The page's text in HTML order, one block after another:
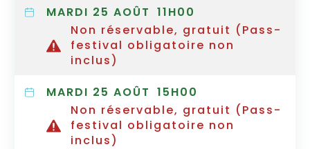
MARDI 25 AOÛT 11H00
Non réservable, gratuit (Pass-
festival obligatoire non
inclus)
MARDI 25 AOÛT 15H00
Non réservable, gratuit (Pass-
festival obligatoire non
inclus)